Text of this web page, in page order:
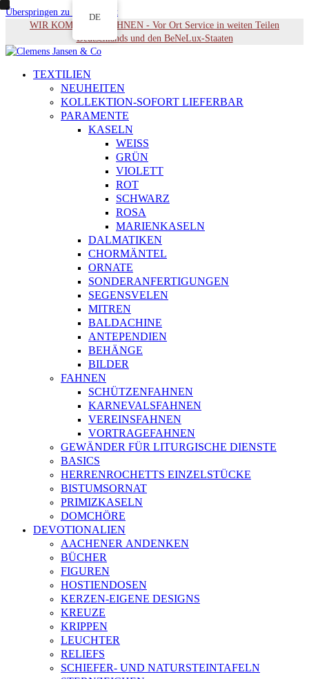
Überspringen zu Hauptinhalt
WIR KOMMEN ZU IHNEN - Vor Ort Service in weiten Teilen
Deutschlands und den BeNeLux-Staaten
TEXTILIEN
NEUHEITEN
KOLLEKTION-SOFORT LIEFERBAR
PARAMENTE
KASELN
WEISS
GRÜN
VIOLETT
ROT
SCHWARZ
ROSA
MARIENKASELN
DALMATIKEN
CHORMÄNTEL
ORNATE
SONDERANFERTIGUNGEN
SEGENSVELEN
MITREN
BALDACHINE
ANTEPENDIEN
BEHÄNGE
BILDER
FAHNEN
SCHÜTZENFAHNEN
KARNEVALSFAHNEN
VEREINSFAHNEN
VORTRAGEFAHNEN
GEWÄNDER FÜR LITURGISCHE DIENSTE
BASICS
HERRENROCHETTS EINZELSTÜCKE
BISTUMSORNAT
PRIMIZKASELN
DOMCHÖRE
DEVOTIONALIEN
AACHENER ANDENKEN
BÜCHER
FIGUREN
HOSTIENDOSEN
KERZEN-EIGENE DESIGNS
KREUZE
KRIPPEN
LEUCHTER
RELIEFS
SCHIEFER- UND NATURSTEINTAFELN
DE